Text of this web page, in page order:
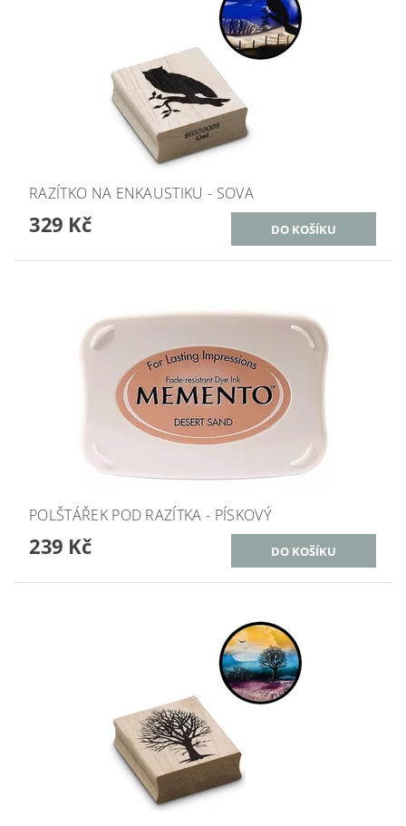
RAZÍTKO NA ENKAUSTIKU - SOVA
329 Kč
POLŠTÁŘEK POD RAZÍTKA - PÍSKOVÝ
239 Kč